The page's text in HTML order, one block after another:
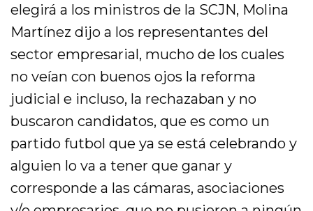
elegirá a los ministros de la SCJN, Molina
Martínez dijo a los representantes del
sector empresarial, mucho de los cuales
no veían con buenos ojos la reforma
judicial e incluso, la rechazaban y no
buscaron candidatos, que es como un
partido futbol que ya se está celebrando y
alguien lo va a tener que ganar y
corresponde a las cámaras, asociaciones